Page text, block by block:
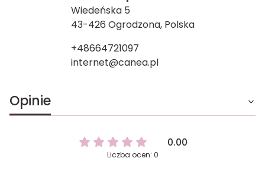
Wiedeńska 5
43-426 Ogrodzona, Polska
+48664721097
internet@canea.pl
Opinie
0.00
Liczba ocen: 0